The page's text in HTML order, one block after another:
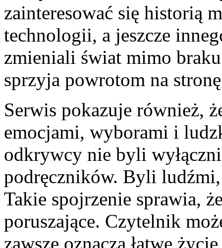
zainteresować się historią
technologii, a jeszcze
zmieniali świat mimo
sprzyja powrotom na
Serwis pokazuje również,
emocjami, wyborami i
odkrywcy nie byli
podręczników. Byli
Takie spojrzenie sprawia,
poruszające. Czytelnik
zawsze oznacza łatwe